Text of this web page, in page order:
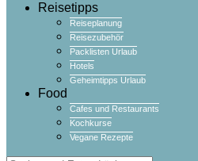
Reisetipps
Reiseplanung
Reisezubehör
Packlisten Urlaub
Hotels
Geheimtipps Urlaub
Food
Cafes und Restaurants
Kochkurse
Vegane Rezepte